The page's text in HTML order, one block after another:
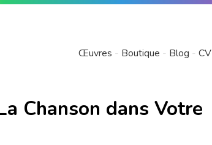
Œuvres Boutique Blog CV
Chanson dans Votre